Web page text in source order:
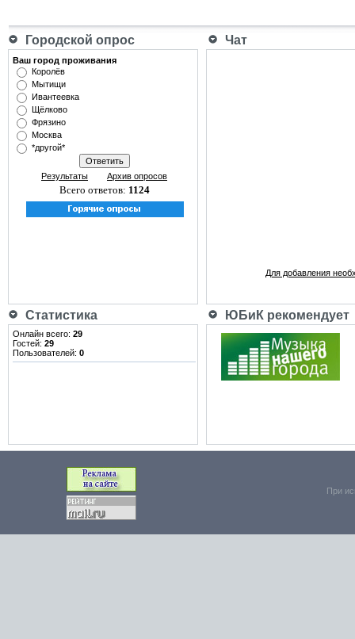
Городской опрос Чат
Ваш город проживания
Королёв
Мытищи
Ивантеевка
Щёлково
Фрязино
Москва
*другой*
Результаты Архив опросов
Всего ответов: 1124
Для добавления
Статистика ЮБиК рекомендует
Онлайн всего: 29
Гостей: 29
Пользователей: 0
При